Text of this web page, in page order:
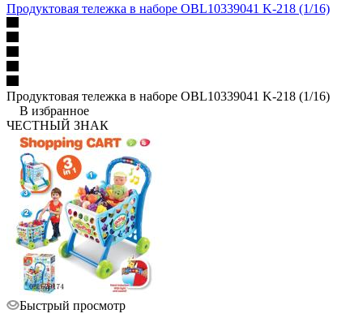
Продуктовая тележка в наборе OBL10339041 K-218 (1/16)
Продуктовая тележка в наборе OBL10339041 K-218 (1/16)
В избранное
ЧЕСТНЫЙ ЗНАК
Быстрый просмотр